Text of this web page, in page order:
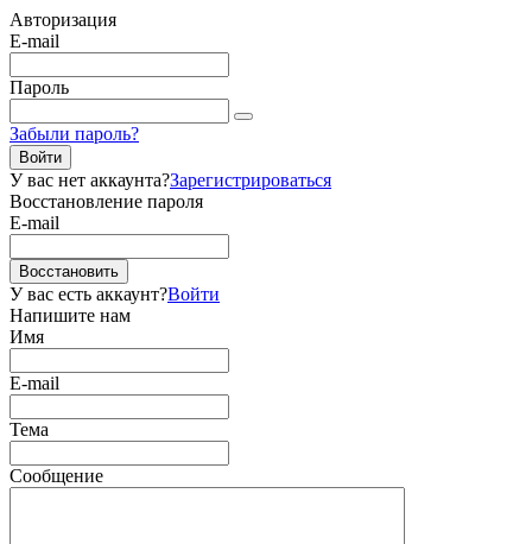
Авторизация
E-mail
Пароль
Забыли пароль?
Войти
У вас нет аккаунта?Зарегистрироваться
Восстановление пароля
E-mail
Восстановить
У вас есть аккаунт?Войти
Напишите нам
Имя
E-mail
Тема
Сообщение